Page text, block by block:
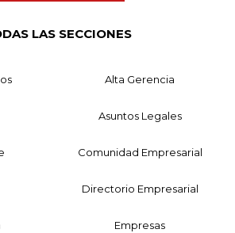
LAS SECCIONES
Alta Gerencia
Asuntos Legales
Comunidad Empresarial
Directorio Empresarial
Empresas